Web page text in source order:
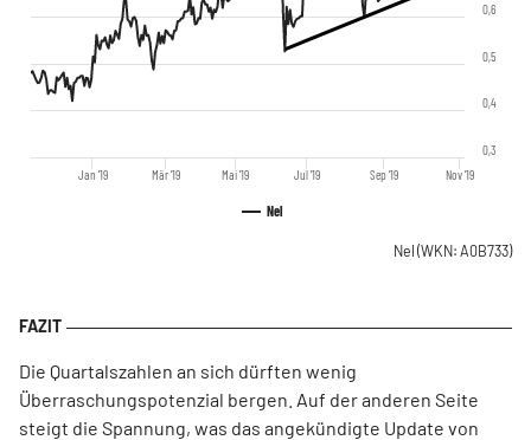
Nel
Jan '19 Mär '19 Mai '19 Jul '19 Sep '19 Nov '19
0,3
0,4
0,5
0,6
Nel (WKN: A0B733)
Die Quartalszahlen an sich dürften wenig
Überraschungspotenzial bergen. Auf der anderen Seite
steigt die Spannung, was das angekündigte Update von